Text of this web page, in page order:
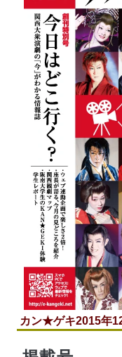
カン★ゲキ2015年